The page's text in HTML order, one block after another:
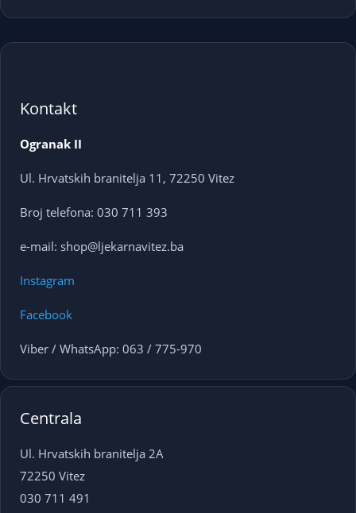
Kontakt
Ogranak II
Ul. Hrvatskih branitelja 11, 72250 Vitez
Broj telefona: 030 711 393
e-mail: shop@ljekarnavitez.ba
Instagram
Facebook
Viber / WhatsApp: 063 / 775-970
Centrala
Ul. Hrvatskih branitelja 2A
72250 Vitez
030 711 491